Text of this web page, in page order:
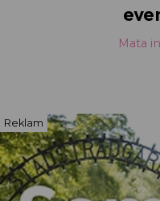
Mata
Reklam